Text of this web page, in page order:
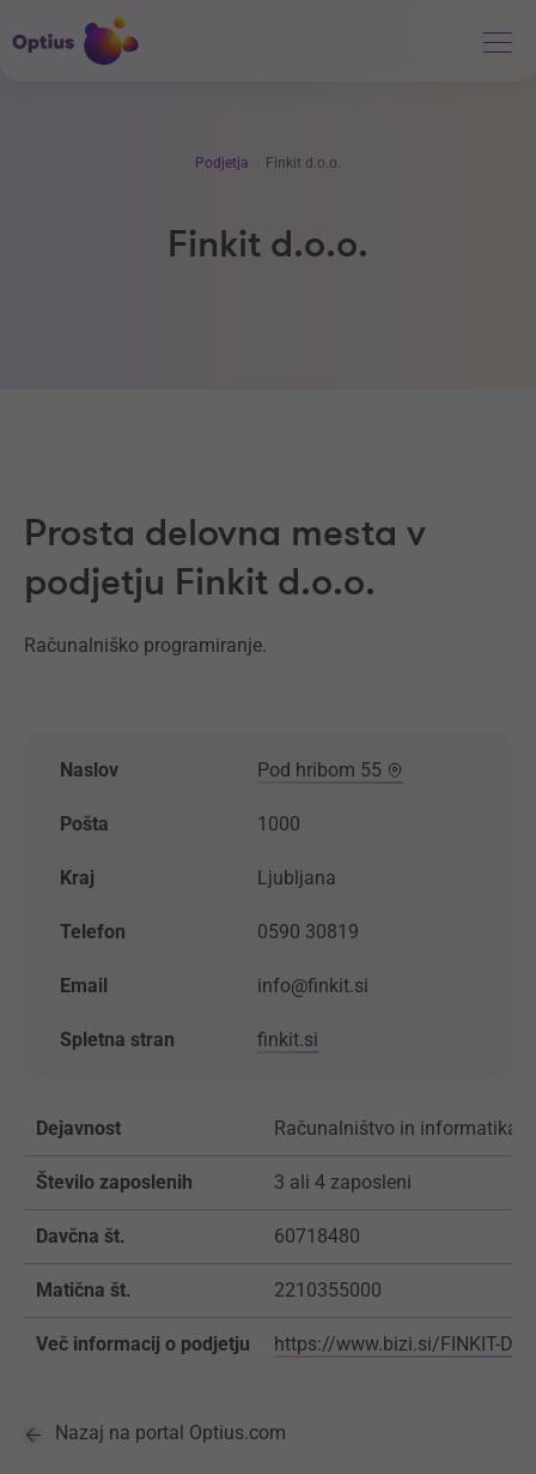
Podjetja Finkit d.o.o.
Finkit d.o.o.
Prosta delovna mesta v
podjetju Finkit d.o.o.
Računalniško programiranje.
Naslov Pod hribom 55
Pošta 1000
Kraj Ljubljana
Telefon 0590 30819
Email info@finkit.si
Spletna stran finkit.si
Dejavnost Računalništvo in informatika
Število zaposlenih 3 ali 4 zaposleni
Davčna št. 60718480
Matična št. 2210355000
Več informacij o podjetju https://www.bizi.si/FINKIT-D-
Nazaj na portal Optius.com